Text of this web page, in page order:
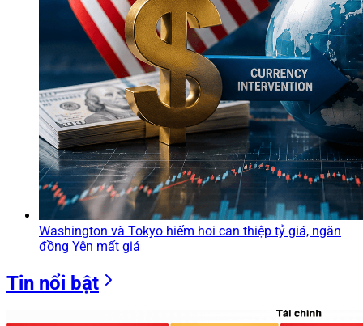
Washington và Tokyo hiếm hoi can thiệp tỷ giá, ngăn
đồng Yên mất giá
Tin nổi bật